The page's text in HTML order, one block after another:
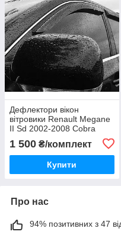
Дефлектори вікон
вітровики Renault Megane
II Sd 2002-2008 Cobra
1 500 ₴/комплект
Купити
Про нас
94% позитивних з 47